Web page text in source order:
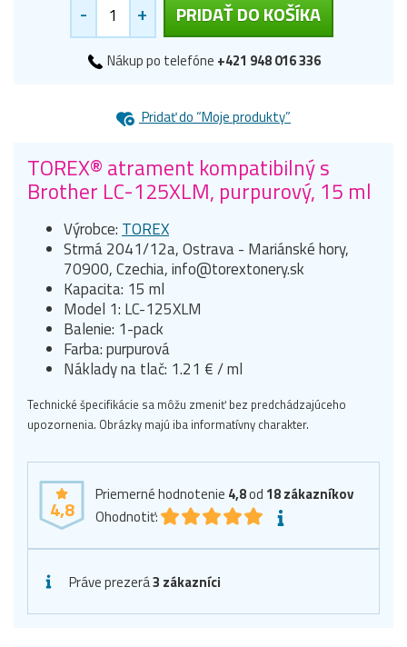
- + PRIDAŤ DO KOŠÍKA
Nákup po telefóne +421 948 016 336
Pridať do “Moje produkty”
TOREX® atrament kompatibilný s
Brother LC-125XLM, purpurový, 15 ml
Výrobce: TOREX
Strmá 2041/12a, Ostrava - Mariánské hory,
70900, Czechia, info@torextonery.sk
Kapacita: 15 ml
Model 1: LC-125XLM
Balenie: 1-pack
Farba: purpurová
Náklady na tlač: 1.21 € / ml
Technické špecifikácie sa môžu zmeniť bez predchádzajúceho
upozornenia. Obrázky majú iba informatívny charakter.
4,8
Priemerné hodnotenie 4,8od 18zákazníkov
Ohodnotiť:
Práve prezerá3 zákazníci